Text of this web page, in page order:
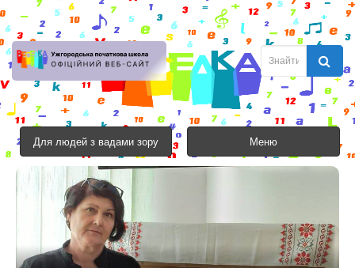
Меню
Для людей з вадами зору